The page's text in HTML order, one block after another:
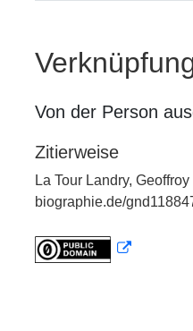
Von der Person
Zitierweise
La Tour Landry,
biographie.de/